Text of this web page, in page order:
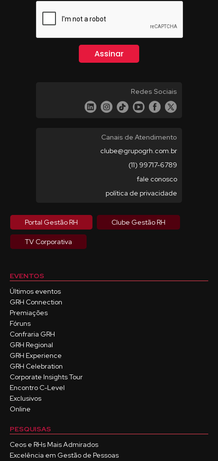
Redes Sociais
Canais de Atendimento
clube@grupogrh.com.br
(11) 99717-6789
fale conosco
política de privacidade
Portal Gestão RH Clube Gestão RH
TV Corporativa
EVENTOS
Últimos eventos
GRH Connection
Premiações
Fóruns
Confraria GRH
GRH Regional
GRH Experience
GRH Celebration
Corporate Insights Tour
Encontro C-Level
Exclusivos
Online
PESQUISAS
Ceos e RHs Mais Admirados
Excelência em Gestão de Pessoas